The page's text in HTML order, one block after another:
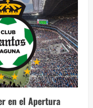
en el Apertura